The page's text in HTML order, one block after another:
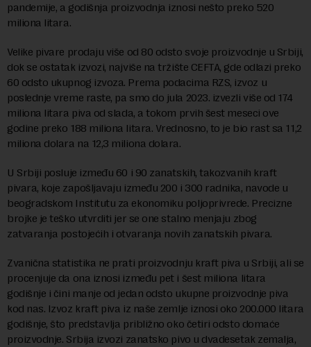
pandemije, a godišnja proizvodnja iznosi nešto preko 520
miliona litara.
Velike pivare prodaju više od 80 odsto svoje proizvodnje u Srbiji,
dok se ostatak izvozi, najviše na tržište CEFTA, gde odlazi preko
60 odsto ukupnog izvoza. Prema podacima RZS, izvoz u
poslednje vreme raste, pa smo do jula 2023. izvezli više od 174
miliona litara piva od slada, a tokom prvih šest meseci ove
godine preko 188 miliona litara. Vrednosno, to je bio rast sa 11,2
miliona dolara na 12,3 miliona dolara.
U Srbiji posluje između 60 i 90 zanatskih, takozvanih kraft
pivara, koje zapošljavaju između 200 i 300 radnika, navode u
beogradskom Institutu za ekonomiku poljoprivrede. Precizne
brojke je teško utvrditi jer se one stalno menjaju zbog
zatvaranja postojećih i otvaranja novih zanatskih pivara.
Zvanična statistika ne prati proizvodnju kraft piva u Srbiji, ali se
procenjuje da ona iznosi između pet i šest miliona litara
godišnje i čini manje od jedan odsto ukupne proizvodnje piva
kod nas. Izvoz kraft piva iz naše zemlje iznosi oko 200.000 litara
godišnje, što predstavlja približno oko četiri odsto domaće
proizvodnje. Srbija izvozi zanatsko pivo u dvadesetak zemalja,